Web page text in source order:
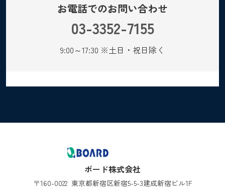
お電話でのお問い合わせ
03-3352-7155
9:00～17:30 ※土日・祝日除く
ボード株式会社
〒160-0022 東京都新宿区新宿5-5-3建成新宿ビル1F